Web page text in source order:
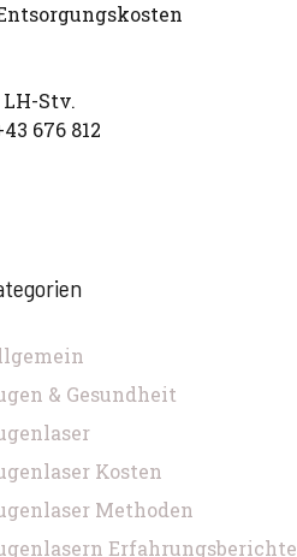
Stv.
676 812
& Gesundheit
Kosten
Methoden
Erfahrungsberichte